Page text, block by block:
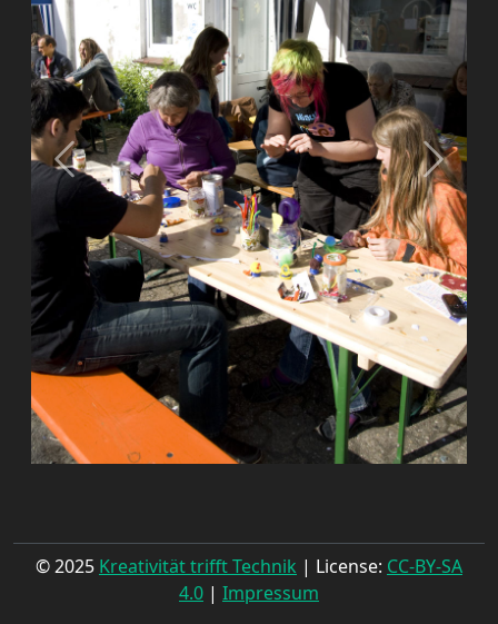
© 2025 Kreativität trifft Technik | License: CC-BY-SA
4.0 | Impressum